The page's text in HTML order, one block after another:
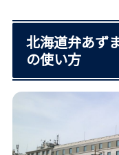
北海道弁あず
の使い方